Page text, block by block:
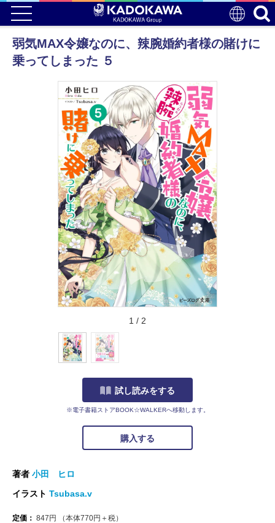
弱気MAX令嬢なのに、辣腕婚約者様の賭けに
乗ってしまった ５
1 / 2
試し読みをする
※電子書籍ストアBOOK☆WALKERへ移動します。
購入する
著者 小田 ヒロ
イラスト Tsubasa.v
定価： 847 円 （本体770円＋税）